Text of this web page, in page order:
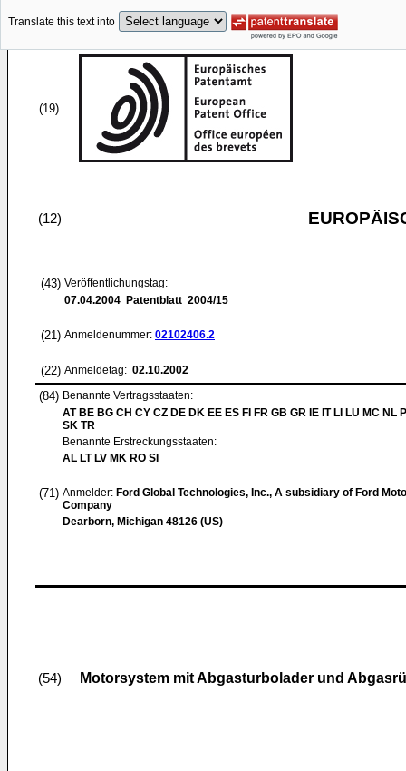
Translate this text into
(19)
(12)
(43) Veröffentlichungstag:
07.04.2004 Patentblatt 2004/15
(21) Anmeldenummer: 02102406.2
(22) Anmeldetag: 02.10.2002
(84) Benannte Vertragsstaaten:
AT BE BG CH CY CZ DE DK EE ES FI FR GB GR IE IT LI LU MC NL
SK TR
Benannte Erstreckungsstaaten:
AL LT LV MK RO SI
(71) Anmelder: Ford Global Technologies, Inc., A subsidiary of Ford
Company
Dearborn, Michigan 48126 (US)
(54) Motorsystem mit Abgasturbolader und